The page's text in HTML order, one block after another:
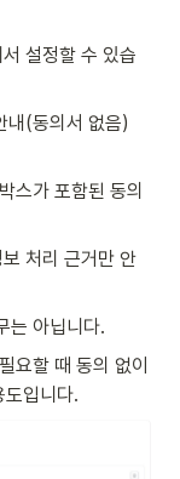
설정할 수 있습
내(동의서 없음)
스가 포함된 동의
처리 근거만 안
는 아닙니다.
요할 때 동의 없이
입니다.